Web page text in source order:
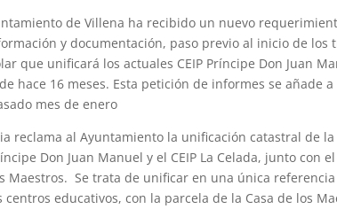
de Villena ha recibido un nuevo
y documentación, paso previo al inicio de los
que unificará los actuales CEIP Príncipe Don Juan
hace 16 meses. Esta petición de informes se añade
mes de enero
reclama al Ayuntamiento la unificación catastral de
Don Juan Manuel y el CEIP La Celada, junto con
Maestros. Se trata de unificar en una única
educativos, con la parcela de la Casa de los